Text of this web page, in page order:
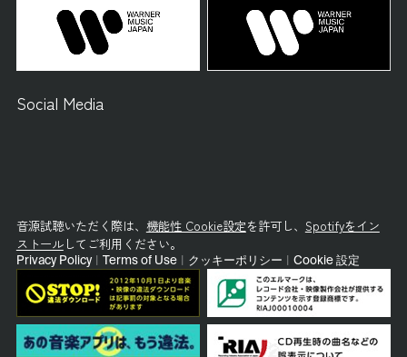
Social Media
音源試聴いただく際は、 機能性 Cookie設定を許可し、 Spotifyをイン
ストールしてご利用ください。
Privacy Policy Terms of Use クッキーポリシー Cookie 設定